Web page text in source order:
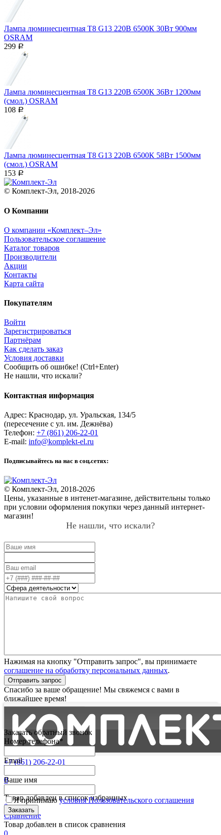
Лампа люминесцентная T8 G13 220В 6500К 30Вт 900мм
OSRAM
299 Р
Лампа люминесцентная T8 G13 220В 6500К 36Вт 1200мм
(смол.) OSRAM
108 Р
Лампа люминесцентная T8 G13 220В 6500К 58Вт 1500мм
(смол.) OSRAM
153 Р
© Комплект-Эл, 2018-2026
О Компании
О компании «Комплект–Эл»
Пользовательское соглашение
Каталог товаров
Производители
Акции
Контакты
Карта сайта
Покупателям
Войти
Зарегистрироваться
Партнёрам
Как сделать заказ
Условия доставки
Сообщить об ошибке! (Ctrl+Enter)
Не нашли, что искали?
Контактная информация
Адрес: Краснодар, ул. Уральская, 134/5
(пересечение с ул. им. Дежнёва)
Телефон: +7 (861) 206-22-01
E-mail: info@komplekt-el.ru
Подписывайтесь на нас в соц.сетях:
© Комплект-Эл, 2018-2026
Цены, указанные в интенет-магазине, действительны только
при условии оформления покупки через данный интернет-
магазин!
Не нашли, что искали?
Нажимая на кнопку "Отправить запрос", вы принимаете
соглашение на обработку персональных данных.
Отправить запрос
Спасибо за ваше обращение! Мы свяжемся с вами в
ближайшее время!
+7 (861) 206-22-01
0
Товар добавлен в список избранных
0
Сравнение
Товар добавлен в список сравнения
Заказать обратный звонок
Номер телефона*
Email
Ваше имя
Я принимаюусловия Пользовательского соглашения